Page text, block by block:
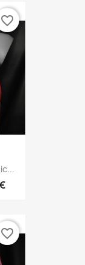
favorite_border
favorite_border